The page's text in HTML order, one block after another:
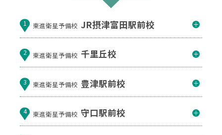
1 東進衛星予備校 JR摂津富田駅前校
2 東進衛星予備校 千里丘校
3 東進衛星予備校 豊津駅前校
4 東進衛星予備校 守口駅前校